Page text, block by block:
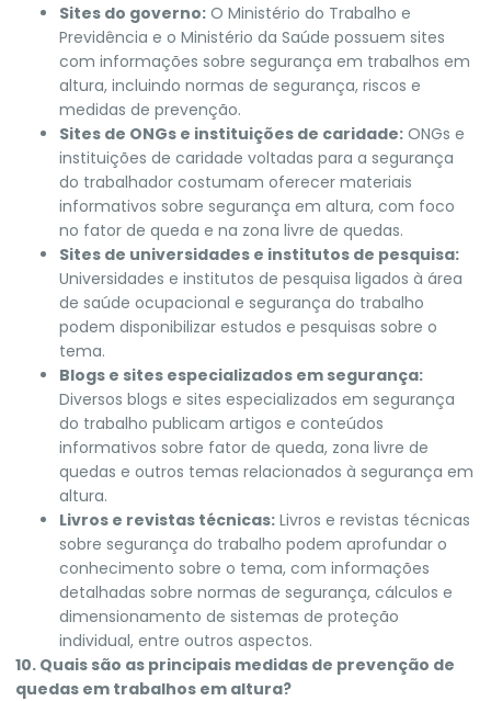
Sites do governo: O Ministério do Trabalho e
Previdência e o Ministério da Saúde possuem sites
com informações sobre segurança em trabalhos em
altura, incluindo normas de segurança, riscos e
medidas de prevenção.
Sites de ONGs e instituições de caridade: ONGs e
instituições de caridade voltadas para a segurança
do trabalhador costumam oferecer materiais
informativos sobre segurança em altura, com foco
no fator de queda e na zona livre de quedas.
Sites de universidades e institutos de pesquisa:
Universidades e institutos de pesquisa ligados à área
de saúde ocupacional e segurança do trabalho
podem disponibilizar estudos e pesquisas sobre o
tema.
Blogs e sites especializados em segurança:
Diversos blogs e sites especializados em segurança
do trabalho publicam artigos e conteúdos
informativos sobre fator de queda, zona livre de
quedas e outros temas relacionados à segurança em
altura.
Livros e revistas técnicas: Livros e revistas técnicas
sobre segurança do trabalho podem aprofundar o
conhecimento sobre o tema, com informações
detalhadas sobre normas de segurança, cálculos e
dimensionamento de sistemas de proteção
individual, entre outros aspectos.
10. Quais são as principais medidas de prevenção de
quedas em trabalhos em altura?